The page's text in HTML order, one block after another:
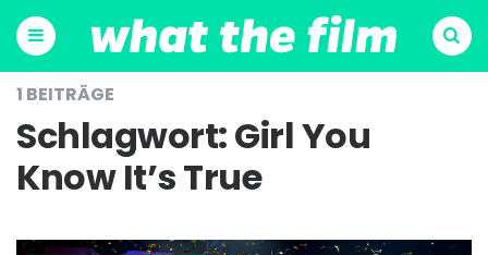
Menu
Suchen
1 BEITRÄGE
Schlagwort:Girl You
Know It’s True